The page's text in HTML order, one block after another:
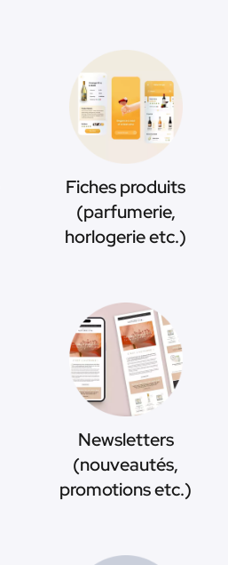
Fiches produits
(parfumerie,
horlogerie etc.)
Newsletters
(nouveautés,
promotions etc.)